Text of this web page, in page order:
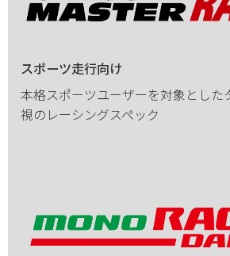
スポーツ走行向け
本格スポーツユーザーを対象とした
視のレーシングスペック